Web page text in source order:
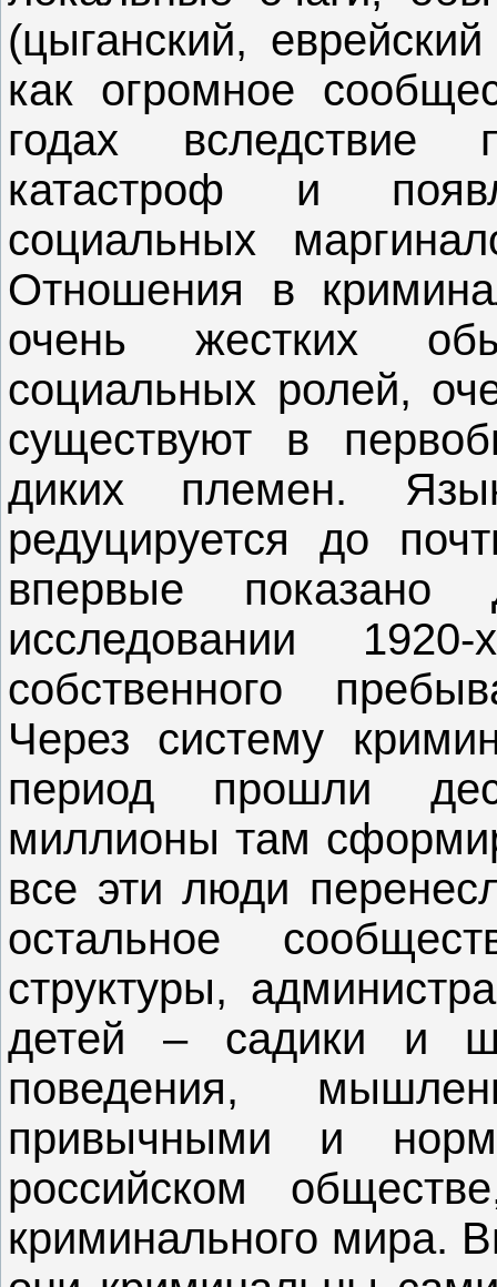
(цыганский,
как огромное
годах вследствие
катастроф и
социальных
Отношения в
очень жестких
социальных ролей,
существуют в
диких племен.
редуцируется до
впервые
исследовании
собственного
Через систему
период прошли
миллионы там
все эти люди
остальное
структуры,
детей – садики и
поведения,
привычными и
российском
криминального мира.